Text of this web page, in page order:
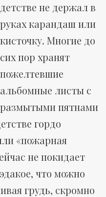
детстве не держал в
руках карандаш или
кисточку. Многие до
сих пор хранят
пожелтевшие
альбомные листы с
размытыми пятнами
гордо
«пожарная
не покидает
что можно
грудь, скромно